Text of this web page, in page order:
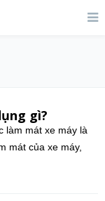
gì?
làm mát xe máy là
mát của xe máy,